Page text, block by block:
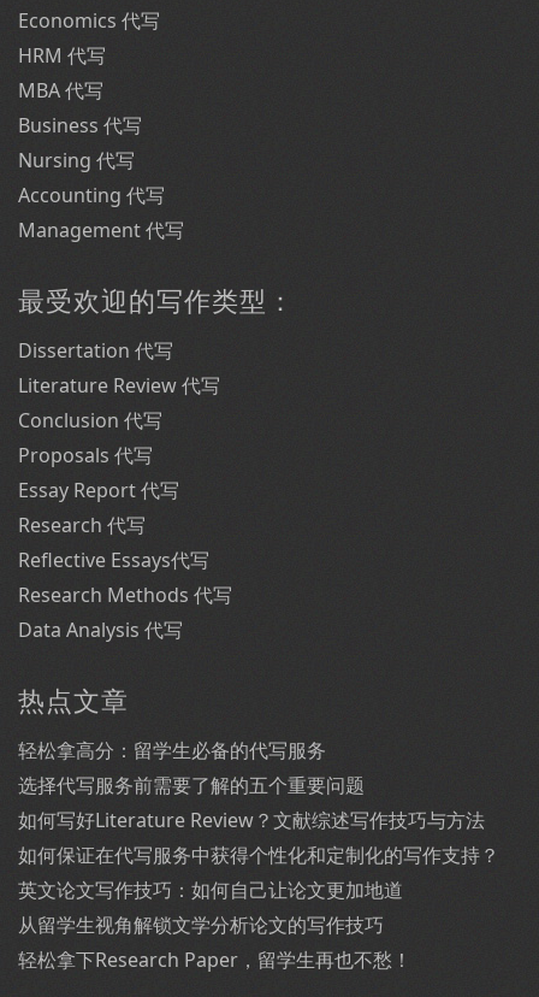
Economics 代写
HRM 代写
MBA 代写
Business 代写
Nursing 代写
Accounting 代写
Management 代写
最受欢迎的写作类型：
Dissertation 代写
Literature Review 代写
Conclusion 代写
Proposals 代写
Essay Report 代写
Research 代写
Reflective Essays代写
Research Methods 代写
Data Analysis 代写
热点文章
轻松拿高分：留学生必备的代写服务
选择代写服务前需要了解的五个重要问题
如何写好Literature Review？文献综述写作技巧与方法
如何保证在代写服务中获得个性化和定制化的写作支持？
英文论文写作技巧：如何自己让论文更加地道
从留学生视角解锁文学分析论文的写作技巧
轻松拿下Research Paper，留学生再也不愁！